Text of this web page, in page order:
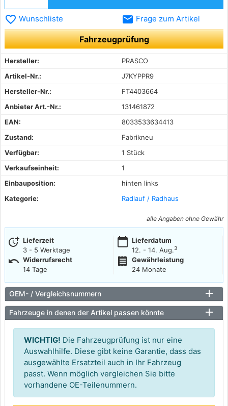
favorite_border Wunschliste email Frage zum Artikel
Fahrzeugprüfung
Hersteller:
PRASCO
Artikel-Nr.:
J7KYPPR9
Hersteller-Nr.:
FT4403664
Anbieter Art.-Nr.:
131461872
EAN:
8033533634413
Zustand:
Fabrikneu
Verfügbar:
1 Stück
Verkaufseinheit:
1
Einbauposition:
hinten links
Kategorie:
Radlauf / Radhaus
alle Angaben ohne Gewähr
more_time Lieferzeit
3 - 5 Werktage
calendar_today Lieferdatum
12. - 14. Aug.3
undo Widerrufsrecht
14 Tage
receipt
Gewährleistung
24 Monate
OEM- / Vergleichsnummern
Fahrzeuge in denen der Artikel passen könnte
WICHTIG! Die Fahrzeugprüfung ist nur eine
Auswahlhilfe. Diese gibt keine Garantie, dass das
ausgewählte Ersatzteil auch in Ihr Fahrzeug
passt. Wenn möglich vergleichen Sie bitte
vorhandene OE-Teilenummern.